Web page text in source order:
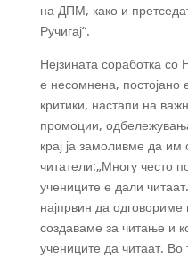
на ДПМ, како и
Ручигај“.
Нејзината соработка
е несомнена, постојано
критики, настапи на
промоции,
крај ја замоливме да
читатели:„Многу често
учениците е дали
најпрвин да
создаваме за читање и
учениците да читаат. Во